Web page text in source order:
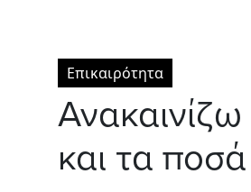
Επικαιρότητα
και τα